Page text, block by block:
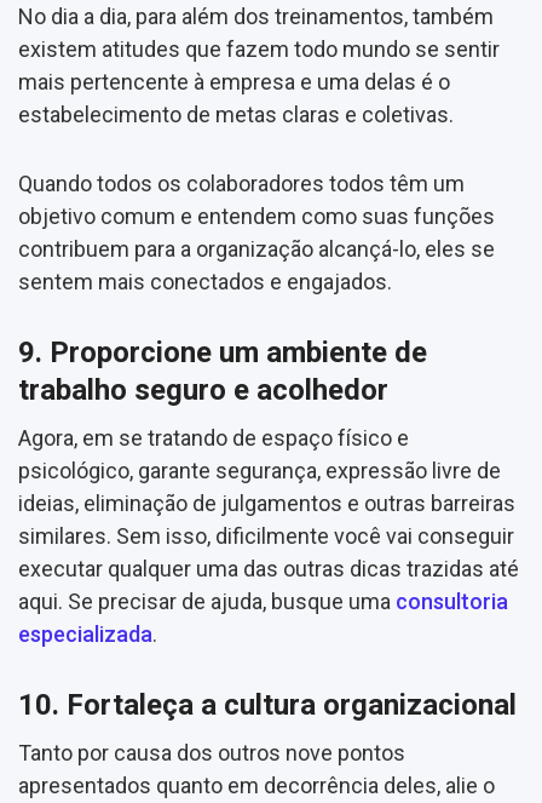
No dia a dia, para além dos treinamentos, também
existem atitudes que fazem todo mundo se sentir
mais pertencente à empresa e uma delas é o
estabelecimento de metas claras e coletivas.
Quando todos os colaboradores todos têm um
objetivo comum e entendem como suas funções
contribuem para a organização alcançá-lo, eles se
sentem mais conectados e engajados.
9. Proporcione um ambiente de
trabalho seguro e acolhedor
Agora, em se tratando de espaço físico e
psicológico, garante segurança, expressão livre de
ideias, eliminação de julgamentos e outras barreiras
similares. Sem isso, dificilmente você vai conseguir
executar qualquer uma das outras dicas trazidas até
aqui. Se precisar de ajuda, busque uma consultoria
especializada.
10. Fortaleça a cultura organizacional
Tanto por causa dos outros nove pontos
apresentados quanto em decorrência deles, alie o